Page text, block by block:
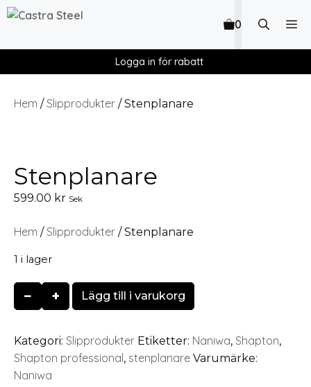
0
Logga in för rabatt
Hem /Slipprodukter / Stenplanare
Stenplanare
599.00 kr Sek
Hem /Slipprodukter / Stenplanare
1 i lager
− + Lägg till i varukorg
Kategori: Slipprodukter Etiketter: Naniwa, Shapton,
Shapton professional, stenplanare Varumärke:
Naniwa